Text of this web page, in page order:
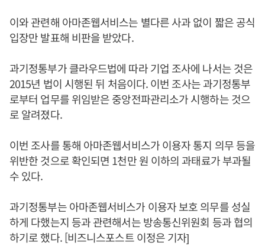
이와 관련해 아마존웹서비스는 별다른 사과 없이 짧은 공식
입장만 발표해 비판을 받았다.
과기정통부가 클라우드법에 따라 기업 조사에 나서는 것은
2015년 법이 시행된 뒤 처음이다. 이번 조사는 과기정통부
로부터 업무를 위임받은 중앙전파관리소가 시행하는 것으
로 알려졌다.
이번 조사를 통해 아마존웹서비스가 이용자 통지 의무 등을
위반한 것으로 확인되면 1천만 원 이하의 과태료가 부과될
수 있다.
과기정통부는 아마존웹서비스가 이용자 보호 의무를 성실
하게 다했는지 등과 관련해서는 방송통신위원회 등과 협의
하기로 했다. [비즈니스포스트 이정은 기자]